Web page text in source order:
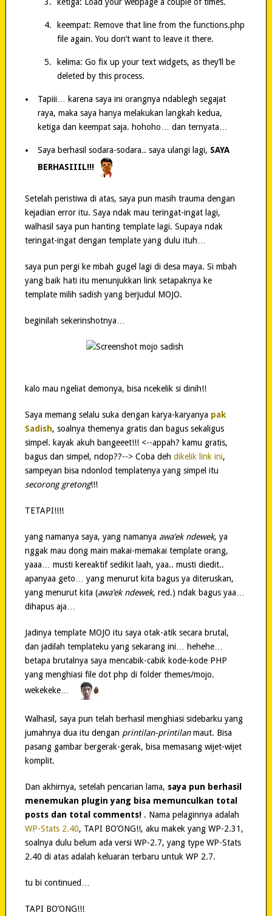
keempat: Remove that line from the functions.php
file again. You don’t want to leave it there.
kelima: Go fix up your text widgets, as they’ll be
deleted by this process.
Tapiii… karena saya ini orangnya ndablegh segajat
raya, maka saya hanya melakukan langkah kedua,
ketiga dan keempat saja. hohoho… dan ternyata…
Saya berhasil sodara-sodara.. saya ulangi lagi, SAYA
BERHASIIIL!!!
Setelah peristiwa di atas, saya pun masih trauma dengan
kejadian error itu. Saya ndak mau teringat-ingat lagi,
walhasil saya pun hanting template lagi. Supaya ndak
teringat-ingat dengan template yang dulu ituh…
saya pun pergi ke mbah gugel lagi di desa maya. Si mbah
yang baik hati itu menunjukkan link setapaknya ke
template milih sadish yang berjudul MOJO.
beginilah sekerinshotnya…
kalo mau ngeliat demonya, bisa ncekelik si dinih!!
Saya memang selalu suka dengan karya-karyanya pak
Sadish, soalnya themenya gratis dan bagus sekaligus
simpel. kayak akuh bangeeet!!! <--appah? kamu gratis,
bagus dan simpel, ndop??--> Coba deh dikelik link ini,
sampeyan bisa ndonlod templatenya yang simpel itu
secorong gretong!!!
TETAPI!!!!
yang namanya saya, yang namanya awa’ek ndewek, ya
nggak mau dong main makai-memakai template orang,
yaaa… musti kereaktif sedikit laah, yaa.. musti diedit..
apanyaa geto… yang menurut kita bagus ya diteruskan,
yang menurut kita (awa’ek ndewek, red.) ndak bagus yaa…
dihapus aja…
Jadinya template MOJO itu saya otak-atik secara brutal,
dan jadilah templateku yang sekarang ini… hehehe…
betapa brutalnya saya mencabik-cabik kode-kode PHP
yang menghiasi file dot php di folder themes/mojo.
wekekeke…
Walhasil, saya pun telah berhasil menghiasi sidebarku yang
jumahnya dua itu dengan printilan-printilanmaut. Bisa
pasang gambar bergerak-gerak, bisa memasang wijet-wijet
komplit.
Dan akhirnya, setelah pencarian lama, saya pun berhasil
menemukan plugin yang bisa memunculkan total
posts dan total comments! . Nama pelaginnya adalah
WP-Stats 2.40, TAPI BO’ONG!!, aku makek yang WP-2.31,
soalnya dulu belum ada versi WP-2.7, yang type WP-Stats
2.40 di atas adalah keluaran terbaru untuk WP 2.7.
tu bi continued…
TAPI BO’ONG!!!